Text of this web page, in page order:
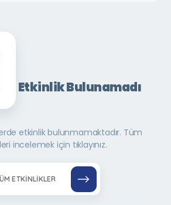
Etkinlik Bulunamadı
etkinlik bulunmamaktadır. Tüm
incelemek için tıklayınız.
ETKINLIKLER